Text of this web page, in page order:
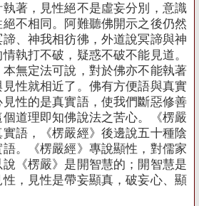
著，見性絕不是虛妄分別，意識
不相同。阿難聽佛開示之後仍然
、神我相彷彿，外道說冥諦與神
執打不破，疑惑不破不能見道。
無定法可說，對於佛亦不能執著
性就相近了。佛有方便語與真實
性的是真實語，使我們斷惡修善
道理即知佛說法之苦心。《楞嚴
語，《楞嚴經》後邊說五十種陰
。《楞嚴經》專說顯性，對儒家
《楞嚴》是開智慧的；開智慧是
，見性是帶妄顯真，破妄心、顯